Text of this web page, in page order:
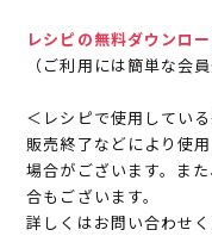
レシピの無料ダウンロ
（ご利用には簡単な会
＜レシピで使用してい
販売終了などにより使
場合がございます。ま
合もございます。
詳しくはお問い合わせく